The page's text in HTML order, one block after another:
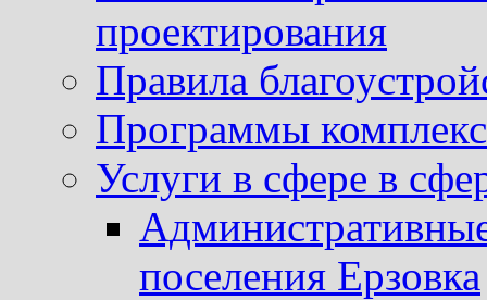
проектирования
Правила
Программы
Услуги в сфере в
поселения Ерзовка